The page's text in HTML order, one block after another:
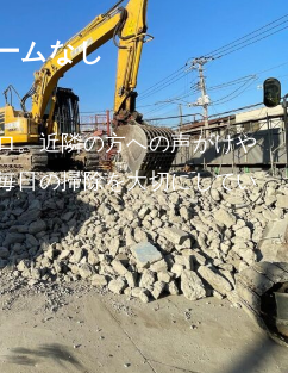
ムなし
。近隣の方への声がけや
日の掃除を大切にしてい